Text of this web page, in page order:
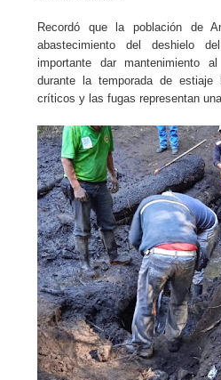
Recordó que la población de
abastecimiento del deshielo
importante dar mantenimiento
durante la temporada de
críticos y las fugas representan